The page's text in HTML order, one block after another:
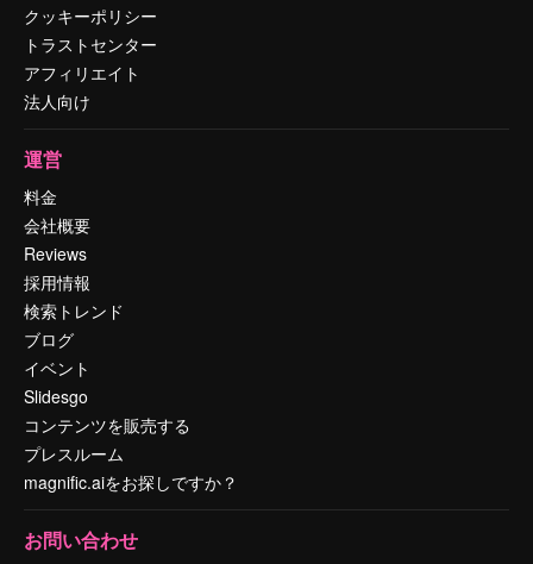
クッキーポリシー
トラストセンター
アフィリエイト
法人向け
運営
料金
会社概要
Reviews
採用情報
検索トレンド
ブログ
イベント
Slidesgo
コンテンツを販売する
プレスルーム
magnific.aiをお探しですか？
お問い合わせ